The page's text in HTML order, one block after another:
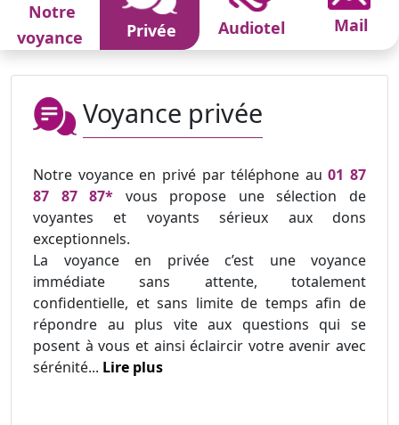
Notre
voyance
Privée Audiotel Mail
Voyance privée
Notre voyance en privé par téléphone au01 87
87 87 87* vous propose une sélection de
voyantes et voyants sérieux aux dons
exceptionnels.
La voyance en privée c’est une voyance
immédiate sans attente, totalement
confidentielle, et sans limite de temps afin de
répondre au plus vite aux questions qui se
posent à vous et ainsi éclaircir votre avenir avec
sérénité... Lire plus